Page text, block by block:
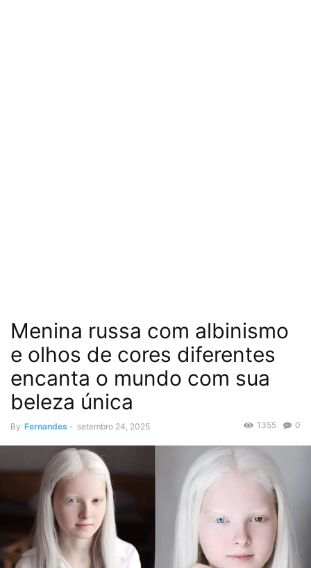
Menina russa com albinismo
e olhos de cores diferentes
encanta o mundo com sua
beleza única
By Fernandes - setembro 24, 2025 0
1355